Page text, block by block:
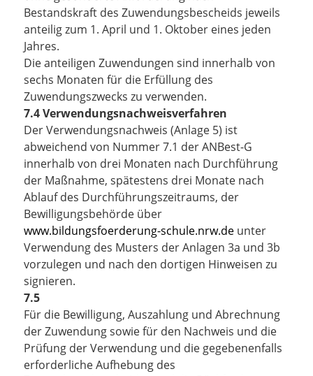
Bestandskraft des Zuwendungsbescheids jeweils
anteilig zum 1. April und 1. Oktober eines jeden
Jahres.
Die anteiligen Zuwendungen sind innerhalb von
sechs Monaten für die Erfüllung des
Zuwendungszwecks zu verwenden.
7.4 Verwendungsnachweisverfahren
Der Verwendungsnachweis (Anlage 5) ist
abweichend von Nummer 7.1 der ANBest-G
innerhalb von drei Monaten nach Durchführung
der Maßnahme, spätestens drei Monate nach
Ablauf des Durchführungszeitraums, der
Bewilligungsbehörde über
www.bildungsfoerderung-schule.nrw.de unter
Verwendung des Musters der Anlagen 3a und 3b
vorzulegen und nach den dortigen Hinweisen zu
signieren.
7.5
Für die Bewilligung, Auszahlung und Abrechnung
der Zuwendung sowie für den Nachweis und die
Prüfung der Verwendung und die gegebenenfalls
erforderliche Aufhebung des